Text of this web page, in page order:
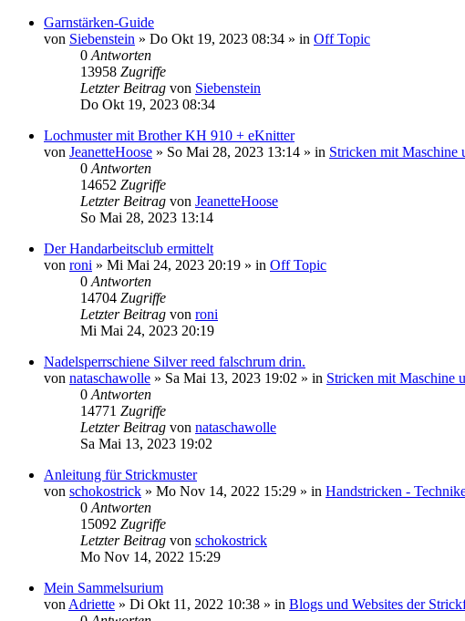
Garnstärken-Guide
von Siebenstein » Do Okt 19, 2023 08:34 » in Off Topic
0 Antworten
13958 Zugriffe
Letzter Beitrag von Siebenstein
Do Okt 19, 2023 08:34
Lochmuster mit Brother KH 910 + eKnitter
von JeanetteHoose » So Mai 28, 2023 13:14 » in Stricken mit Maschine
0 Antworten
14652 Zugriffe
Letzter Beitrag von JeanetteHoose
So Mai 28, 2023 13:14
Der Handarbeitsclub ermittelt
von roni » Mi Mai 24, 2023 20:19 » in Off Topic
0 Antworten
14704 Zugriffe
Letzter Beitrag von roni
Mi Mai 24, 2023 20:19
Nadelsperrschiene Silver reed falschrum drin.
von nataschawolle » Sa Mai 13, 2023 19:02 » in Stricken mit Maschine
0 Antworten
14771 Zugriffe
Letzter Beitrag von nataschawolle
Sa Mai 13, 2023 19:02
Anleitung für Strickmuster
von schokostrick » Mo Nov 14, 2022 15:29 » in Handstricken -
0 Antworten
15092 Zugriffe
Letzter Beitrag von schokostrick
Mo Nov 14, 2022 15:29
Mein Sammelsurium
von Adriette » Di Okt 11, 2022 10:38 » in Blogs und Websites der